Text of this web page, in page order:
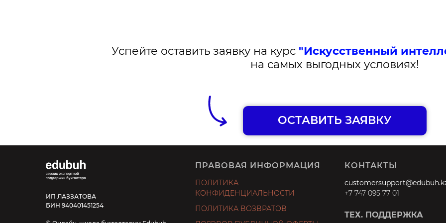
Успейте оставить заявку на курс "Искусственный
на самых выгодных условиях!
ОСТАВИТЬ ЗАЯВКУ
ИП ЛАЗЗАТОВА
БИН 940401451254
ПРАВОВАЯ ИНФОРМАЦИЯ
ПОЛИТИКА
КОНФИДЕНЦИАЛЬНОСТИ
ПОЛИТИКА ВОЗВРАТОВ
КОНТАКТЫ
+7 747 095 77 01
ТЕХ. ПОДДЕРЖКА